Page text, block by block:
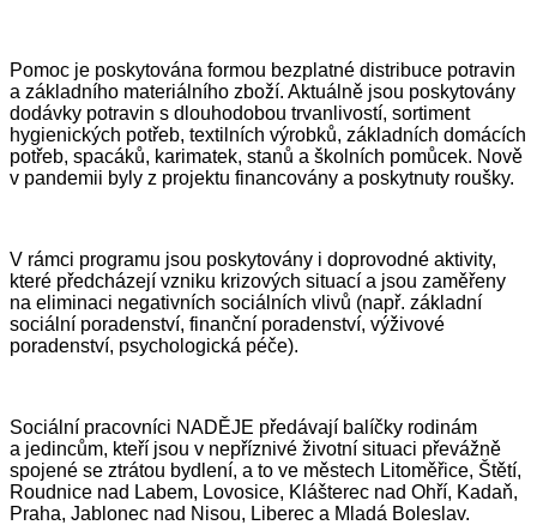
Pomoc je poskytována formou bezplatné distribuce potravin
a základního materiálního zboží. Aktuálně jsou poskytovány
dodávky potravin s dlouhodobou trvanlivostí, sortiment
hygienických potřeb, textilních výrobků, základních domácích
potřeb, spacáků, karimatek, stanů a školních pomůcek. Nově
v pandemii byly z projektu financovány a poskytnuty roušky.
V rámci programu jsou poskytovány i doprovodné aktivity,
které předcházejí vzniku krizových situací a jsou zaměřeny
na eliminaci negativních sociálních vlivů (např. základní
sociální poradenství, finanční poradenství, výživové
poradenství, psychologická péče).
Sociální pracovníci NADĚJE předávají balíčky rodinám
a jedincům, kteří jsou v nepříznivé životní situaci převážně
spojené se ztrátou bydlení, a to ve městech Litoměřice, Štětí,
Roudnice nad Labem, Lovosice, Klášterec nad Ohří, Kadaň,
Praha, Jablonec nad Nisou, Liberec a Mladá Boleslav.